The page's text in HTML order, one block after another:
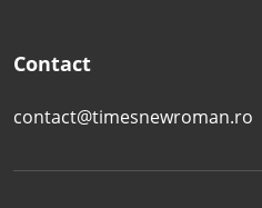
Contact
contact@timesnewroman.ro